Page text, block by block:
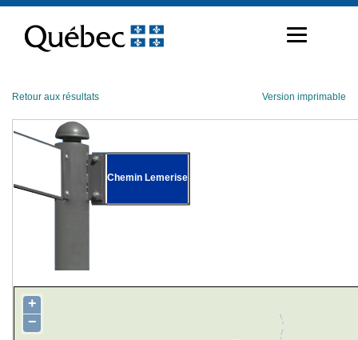
contenu
Retour aux résultats Version imprimable
Chemin Lemerise
+
−